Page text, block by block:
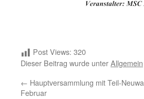
Post Views: 320
Dieser Beitrag wurde unterAllgemein
← Hauptversammlung mit Teil-
Februar